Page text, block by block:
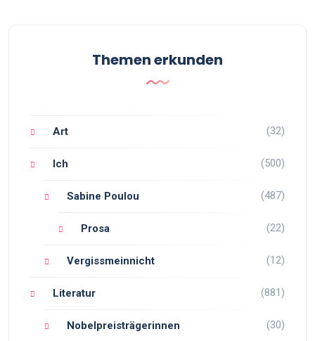
Themen erkunden
Art (32)
Ich (500)
Sabine Poulou (487)
Prosa (22)
Vergissmeinnicht (12)
Literatur (881)
Nobelpreisträgerinnen (30)